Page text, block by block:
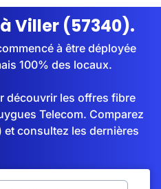
Viller (57340).
à être déployée
100% des locaux.
découvrir les offres fibre
Telecom. Comparez
consultez les dernières